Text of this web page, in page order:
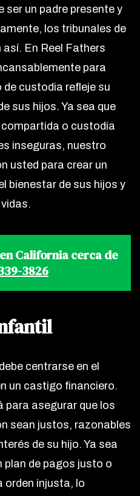
ser un padre presente y
los tribunales de
En Reel Fathers
para
de custodia refleje su
sus hijos. Ya sea que
o custodia
inseguras, nuestro
usted para crear un
bienestar de sus hijos y
California cerca de
3826
centrarse en el
un castigo financiero.
para asegurar que los
sean justos, razonables
de su hijo. Ya sea
plan de pagos justo o
orden injusta, lo